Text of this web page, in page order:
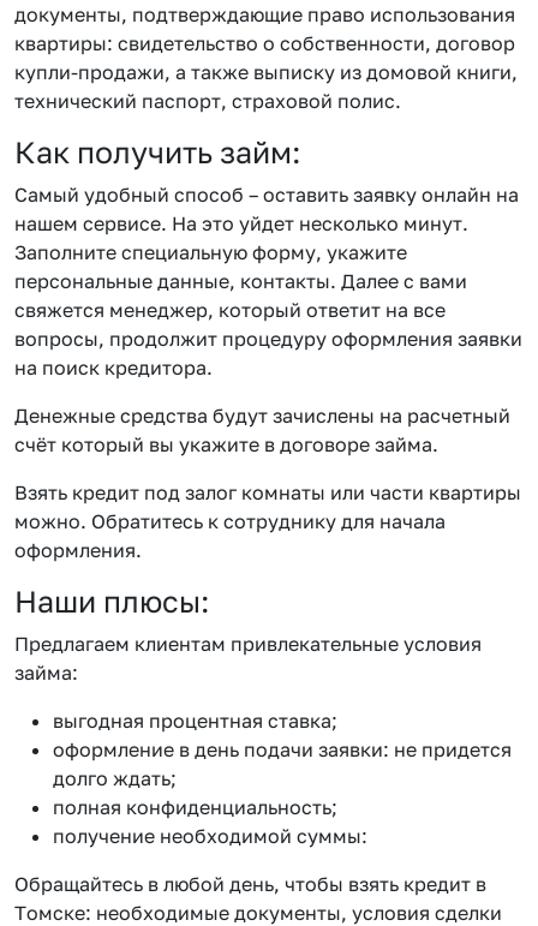
документы, подтверждающие право использования
квартиры: свидетельство о собственности, договор
купли-продажи, а также выписку из домовой книги,
технический паспорт, страховой полис.
Как получить займ:
Самый удобный способ – оставить заявку онлайн на
нашем сервисе. На это уйдет несколько минут.
Заполните специальную форму, укажите
персональные данные, контакты. Далее с вами
свяжется менеджер, который ответит на все
вопросы, продолжит процедуру оформления заявки
на поиск кредитора.
Денежные средства будут зачислены на расчетный
счёт который вы укажите в договоре займа.
Взять кредит под залог комнаты или части квартиры
можно. Обратитесь к сотруднику для начала
оформления.
Наши плюсы:
Предлагаем клиентам привлекательные условия
займа:
выгодная процентная ставка;
оформление в день подачи заявки: не придется
долго ждать;
полная конфиденциальность;
получение необходимой суммы:
Обращайтесь в любой день, чтобы взять кредит в
Томске: необходимые документы, условия сделки